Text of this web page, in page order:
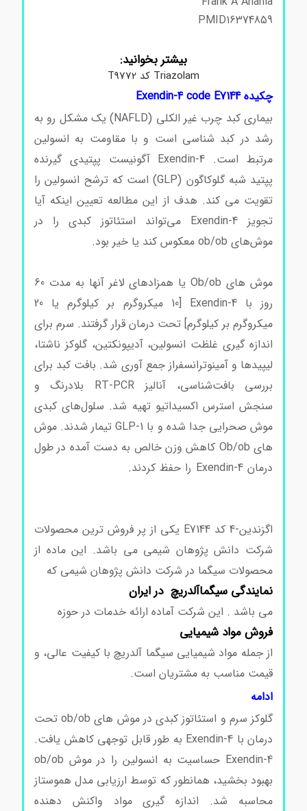
PMID16374859
بیشتر بخوانید:
Triazolam کد T9772
چکیده Exendin-4 code E7144
بیماری کبد چرب غیر الکلی (NAFLD) یک مشکل رو به
رشد در کبد شناسی است و با مقاومت به انسولین
مرتبط است. Exendin-4 آگونیست پپتیدی گیرنده
پپتید شبه گلوکاگون (GLP) است که ترشح انسولین را
تقویت می کند. هدف از این مطالعه تعیین اینکه آیا
تجویز Exendin-4 می‌تواند استئاتوز کبدی را در
موش‌های ob/ob معکوس کند یا خیر بود.
موش های Ob/ob یا همزادهای لاغر آنها به مدت 60
روز با Exendin-4 [10 میکروگرم بر کیلوگرم یا 20
میکروگرم بر کیلوگرم] تحت درمان قرار گرفتند. سرم برای
اندازه گیری غلظت انسولین، آدیپونکتین، گلوکز ناشتا،
لیپیدها و آمینوترانسفراز جمع آوری شد. بافت کبد برای
بررسی بافت‌شناسی، آنالیز RT-PCR بلادرنگ و
سنجش استرس اکسیداتیو تهیه شد. سلول‌های کبدی
موش صحرایی جدا شده و با GLP-1 تیمار شدند. موش
های Ob/ob کاهش وزن خالص به دست آمده در طول
درمان Exendin-4 را حفظ کردند.
اگزندین-4 کد E7144 یکی از پر فروش ترین محصولات
شرکت دانش پژوهان شیمی می باشد. این ماده از
محصولات سیگما در شرکت دانش پژوهان شیمی که
نمایندگی سیگماآلدریچ در ایران
می باشد . این شرکت آماده ارائه خدمات در حوزه
فروش مواد شیمیایی
از جمله مواد شیمیایی سیگما آلدریچ با کیفیت عالی، و
قیمت مناسب به مشتریان است.
ادامه
گلوکز سرم و استئاتوز کبدی در موش های ob/ob تحت
درمان با Exendin-4 به طور قابل توجهی کاهش یافت.
Exendin-4 حساسیت به انسولین را در موش ob/ob
بهبود بخشید، همانطور که توسط ارزیابی مدل هموستاز
محاسبه شد. اندازه گیری مواد واکنش دهنده